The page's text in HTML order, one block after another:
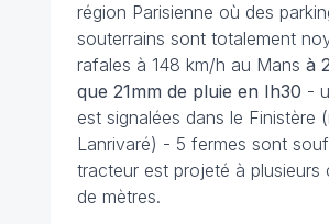
région Parisienne où des
souterrains sont totalement
rafales à 148 km/h au Mans à
que 21mm de pluie en Ih30 -
est signalées dans le Finistère
Lanrivaré) - 5 fermes sont
tracteur est projeté à plusieurs
de mètres.